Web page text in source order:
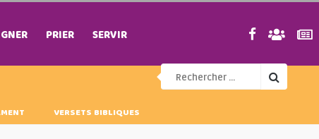
PRIER SERVIR
VERSETS BIBLIQUES